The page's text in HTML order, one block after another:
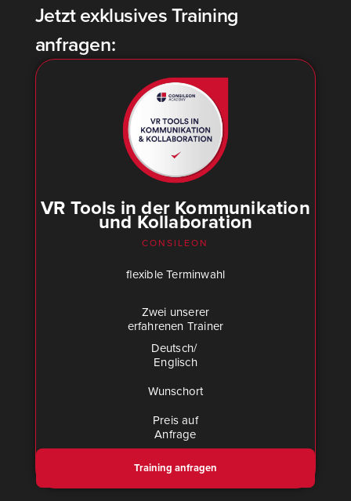
Jetzt exklusives Training
anfragen:
VR Tools in der Kom­mu­ni­ka­ti­on
und Kol­la­bo­ra­ti­on
CONSILEON
fle­xi­ble Ter­min­wahl
Zwei unserer
erfahrenen Trainer
Deutsch/​
Eng­lisch
Wunschort
Preis auf
Anfra­ge
Trai­ning anfra­gen